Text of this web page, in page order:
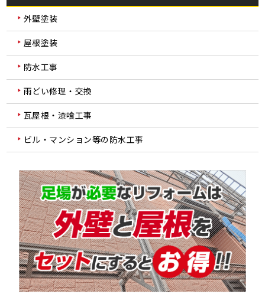
外壁塗装
屋根塗装
防水工事
雨どい修理・交換
瓦屋根・漆喰工事
ビル・マンション等の防水工事